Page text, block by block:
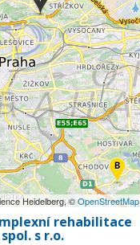
Heidelberg, ©OpenStreetMap
rehabilitace
s r.o.